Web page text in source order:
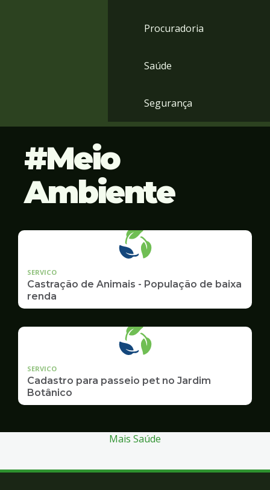
Procuradoria
Saúde
Segurança
Meio
Ambiente
SERVICO
Castração de Animais - População de baixa
renda
SERVICO
Cadastro para passeio pet no Jardim
Botânico
Mais Saúde